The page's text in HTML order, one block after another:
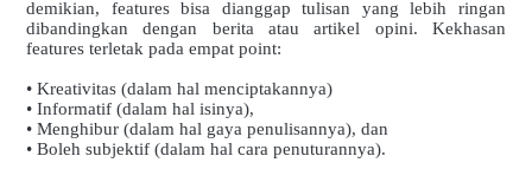
demikian, features bisa dianggap tulisan yang lebih ringan
dibandingkan dengan berita atau artikel opini. Kekhasan
features terletak pada empat point:
• Kreativitas (dalam hal menciptakannya)
• Informatif (dalam hal isinya),
• Menghibur (dalam hal gaya penulisannya), dan
• Boleh subjektif (dalam hal cara penuturannya).